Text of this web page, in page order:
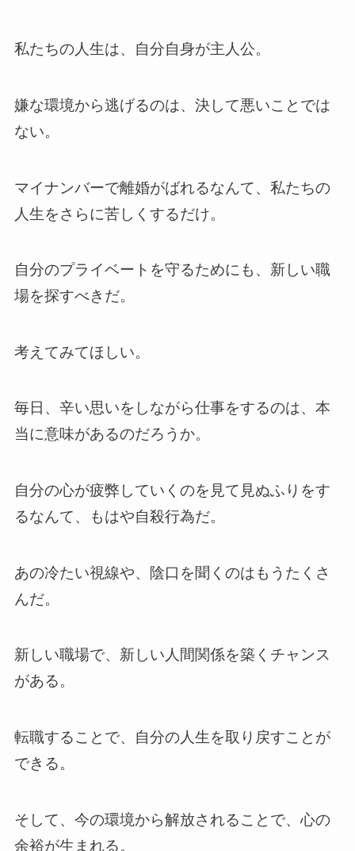
私たちの人生は、自分自身が主人公。
嫌な環境から逃げるのは、決して悪いことでは
ない。
マイナンバーで離婚がばれるなんて、私たちの
人生をさらに苦しくするだけ。
自分のプライベートを守るためにも、新しい職
場を探すべきだ。
考えてみてほしい。
毎日、辛い思いをしながら仕事をするのは、本
当に意味があるのだろうか。
自分の心が疲弊していくのを見て見ぬふりをす
るなんて、もはや自殺行為だ。
あの冷たい視線や、陰口を聞くのはもうたくさ
んだ。
新しい職場で、新しい人間関係を築くチャンス
がある。
転職することで、自分の人生を取り戻すことが
できる。
そして、今の環境から解放されることで、心の
余裕が生まれる。